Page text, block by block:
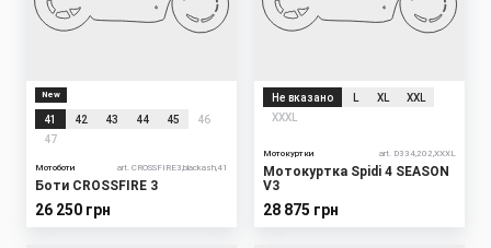
New
41 42 43 44 45
46
47
Мотоботи art. CROSSFIRE3,blackash,41
Боти CROSSFIRE 3
26 250 грн
Не вказано XL
XXL
XXXL
Мотокуртки art. D334,202,XXXL
Мотокуртка Spidi 4 SEASON
V3
28 875 грн